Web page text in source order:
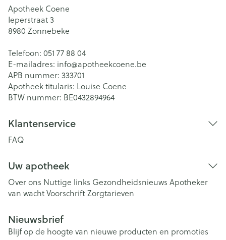
Apotheek Coene
Ieperstraat 3
8980 Zonnebeke
Telefoon: 051 77 88 04
E-mailadres: info@apotheekcoene.be
APB nummer: 333701
Apotheek titularis: Louise Coene
BTW nummer: BE0432894964
Klantenservice
FAQ
Uw apotheek
Over ons Nuttige links Gezondheidsnieuws Apotheker
van wachtVoorschriftZorgtarieven
Nieuwsbrief
Blijf op de hoogte van nieuwe producten en promoties